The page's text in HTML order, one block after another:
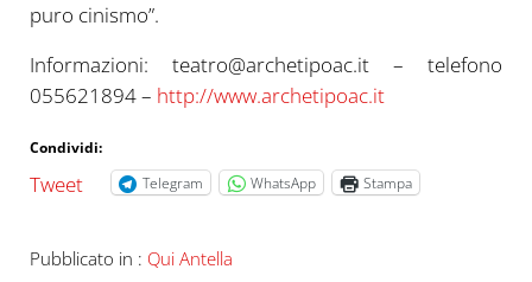
puro cinismo”.
Informazioni: teatro@archetipoac.it – telefono
055621894 – http://www.archetipoac.it
Condividi:
Tweet Telegram WhatsApp Stampa
Pubblicato in : Qui Antella